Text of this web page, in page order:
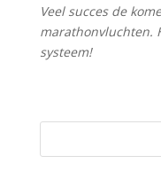
Veel succes de
marathonvluchten.
systeem!